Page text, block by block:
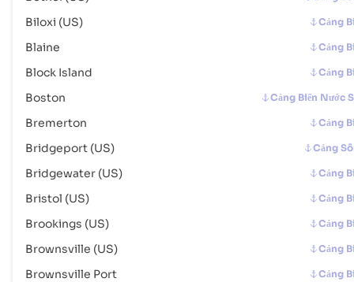
Mã Cảng :USCRP
Cove Point
Cảng Biển
Địa chỉ : Cove Point (USCP6), United States of America, usa
Mã Cảng :
Craig
Hải Cảng
Địa chỉ :Craig (USCGA), United States of America, usa
Mã bưu chính :
Mã Cảng :
USCGA
Crockett
Cảng Biển
Địa chỉ :Crockett (USCRM), United States of America, usa
Biloxi (US) Cảng
Blaine Cảng
Block Island Cảng
Boston Cảng Biển Nước
Bremerton Cảng
Bridgeport (US) Cảng
Bridgewater (US) Cảng
Bristol (US) Cảng
Brookings (US) Cảng
Brownsville (US) Cảng
Brownsville Port Cảng